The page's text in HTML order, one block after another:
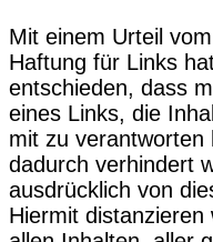
Mit einem Urteil
Haftung für Links
entschieden, dass
eines Links, die
mit zu
dadurch verhindert
ausdrücklich von
Hiermit